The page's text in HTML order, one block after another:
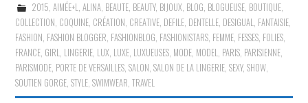
2015, AIMÉE+L, ALINA, BEAUTE, BEAUTY, BIJOUX, BLOG, BLOGUEUSE, BOUTIQUE,
COLLECTION, COQUINE, CRÉATION, CREATIVE, DEFILE, DENTELLE, DESIGUAL, FANTAISIE,
FASHION, FASHION BLOGGER, FASHIONBLOG, FASHIONISTARS, FEMME, FESSES, FOLIES,
FRANCE, GIRL, LINGERIE, LUX, LUXE, LUXUEUSES, MODE, MODEL, PARIS, PARISIENNE,
PARISMODE, PORTE DE VERSAILLES,SALON,SALON DE LA LINGERIE,SEXY,SHOW,
SOUTIEN GORGE,STYLE,SWIMWEAR,TRAVEL